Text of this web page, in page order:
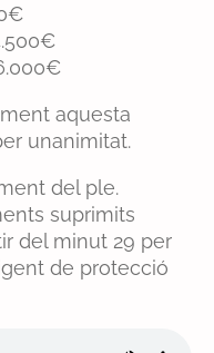
aquesta
unanimitat.
del ple.
suprimits
del minut 29 per
de protecció